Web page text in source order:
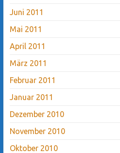
Juni 2011
Mai 2011
April 2011
März 2011
Februar 2011
Januar 2011
Dezember 2010
November 2010
Oktober 2010